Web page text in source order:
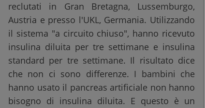
reclutati in Gran Bretagna, Lussemburgo,
Austria e presso l'UKL, Germania. Utilizzando
il sistema "a circuito chiuso", hanno ricevuto
insulina diluita per tre settimane e insulina
standard per tre settimane. Il risultato dice
che non ci sono differenze. I bambini che
hanno usato il pancreas artificiale non hanno
bisogno di insulina diluita. E questo è un